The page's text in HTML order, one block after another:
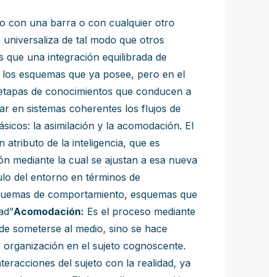
con una barra o con cualquier otro
de tal modo que otros
que una integración equilibrada de
esquemas que ya posee, pero en el
de conocimientos que conducen a
en sistemas coherentes los flujos de
la asimilación y la acomodación. El
atributo de la inteligencia, que es
mediante la cual se ajustan a esa nueva
del entorno en términos de
de comportamiento, esquemas que
Acomodación: Es el proceso mediante
someterse al medio, sino se hace
organización en el sujeto cognoscente.
del sujeto con la realidad, ya